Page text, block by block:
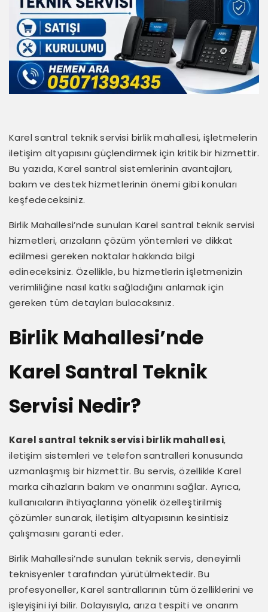
Karel santral teknik servisi birlik mahallesi, işletmelerin
iletişim altyapısını güçlendirmek için kritik bir hizmettir.
Bu yazıda, Karel santral sistemlerinin avantajları,
bakım ve destek hizmetlerinin önemi gibi konuları
keşfedeceksiniz.
Birlik Mahallesi’nde sunulan Karel santral teknik servisi
hizmetleri, arızaların çözüm yöntemleri ve dikkat
edilmesi gereken noktalar hakkında bilgi
edineceksiniz. Özellikle, bu hizmetlerin işletmenizin
verimliliğine nasıl katkı sağladığını anlamak için
gereken tüm detayları bulacaksınız.
Birlik Mahallesi’nde
Karel Santral Teknik
Servisi Nedir?
Karel santral teknik servisi birlik mahallesi,
iletişim sistemleri ve telefon santralleri konusunda
uzmanlaşmış bir hizmettir. Bu servis, özellikle Karel
marka cihazların bakım ve onarımını sağlar. Ayrıca,
kullanıcıların ihtiyaçlarına yönelik özelleştirilmiş
çözümler sunarak, iletişim altyapısının kesintisiz
çalışmasını garanti eder.
Birlik Mahallesi’nde sunulan teknik servis, deneyimli
teknisyenler tarafından yürütülmektedir. Bu
profesyoneller, Karel santrallarının tüm özelliklerini ve
işleyişini iyi bilir. Dolayısıyla, arıza tespiti ve onarım